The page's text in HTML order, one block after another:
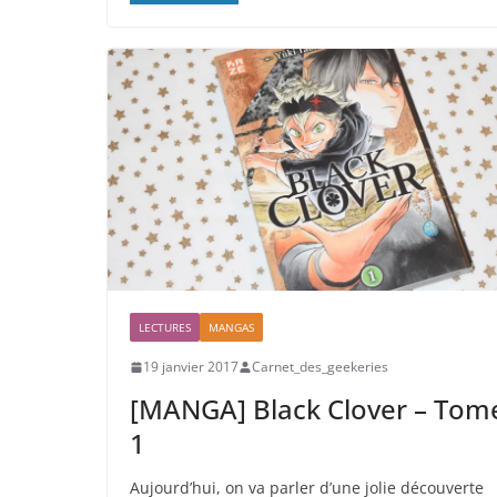
LECTURES MANGAS
19 janvier 2017 Carnet_des_geekeries
[MANGA] Black Clover –
1
Aujourd’hui, on va parler d’une jolie découverte